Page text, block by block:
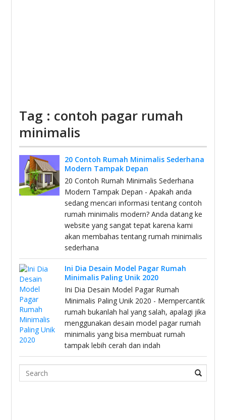
Tag : contoh pagar rumah
minimalis
20 Contoh Rumah Minimalis Sederhana
Modern Tampak Depan
20 Contoh Rumah Minimalis Sederhana
Modern Tampak Depan - Apakah anda
sedang mencari informasi tentang contoh
rumah minimalis modern? Anda datang ke
website yang sangat tepat karena kami
akan membahas tentang rumah minimalis
sederhana
Ini Dia Desain Model Pagar Rumah
Minimalis Paling Unik 2020
Ini Dia Desain Model Pagar Rumah
Minimalis Paling Unik 2020 - Mempercantik
rumah bukanlah hal yang salah, apalagi jika
menggunakan desain model pagar rumah
minimalis yang bisa membuat rumah
tampak lebih cerah dan indah
Search